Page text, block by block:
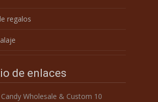
regalos
de enlaces
Candy Wholesale & Custom 10